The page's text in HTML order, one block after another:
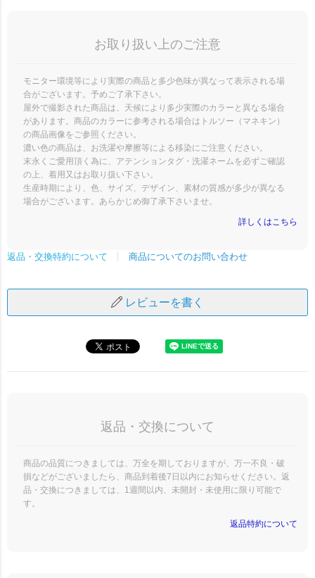
お取り扱い上のご注意
モニター環境等により実際の商品と多少色味が異なって表示される場
合がございます。予めご了承下さい。
屋外で撮影された商品は、天候により多少実際のカラーと異なる場合
があります。商品のカラーに参考される場合はトルソー（マネキン）
の商品画像をご参照ください。
濃い色の商品は、お洗濯や摩擦等による移染にご注意ください。
末永くご愛用頂く為に、アテンションタグ・洗濯ネームを必ずご確認
の上、着用又はお取り扱い下さい。
生産時期により、色、サイズ、デザイン、素材の質感が多少が異なる
場合がございます。あらかじめ御了承下さいませ。
詳しくはこちら
返品・交換特約について 商品についてのお問い合わせ
レビューを書く
返品・交換について
商品の品質につきましては、万全を期しておりますが、万一不良・破
損などがございましたら、商品到着後7日以内にお知らせください。返
品・交換につきましては、1週間以内、未開封・未使用に限り可能で
す。
返品特約について